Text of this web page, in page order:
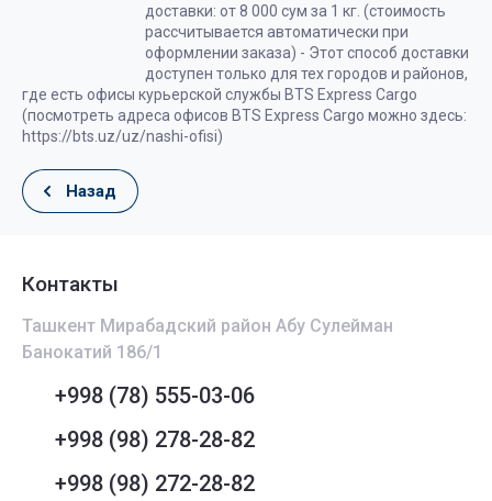
доставки: от 8 000 сум за 1 кг. (стоимость
рассчитывается автоматически при
оформлении заказа) - Этот способ доставки
доступен только для тех городов и районов,
где есть офисы курьерской службы BTS Express Cargo
(посмотреть адреса офисов BTS Express Cargo можно здесь:
https://bts.uz/uz/nashi-ofisi)
Назад
Контакты
Ташкент Мирабадский район Абу Сулейман
Банокатий 186/1
+998 (78) 555-03-06
+998 (98) 278-28-82
+998 (98) 272-28-82